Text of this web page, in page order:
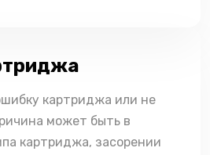
картриджа или не
может быть в
картриджа, засорении